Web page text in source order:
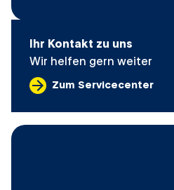
Ihr Kontakt zu uns
Wir helfen gern weiter
Zum Servicecenter